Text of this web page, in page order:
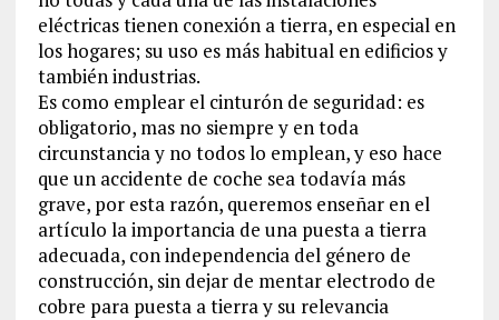
eléctricas tienen conexión a tierra, en especial en
los hogares; su uso es más habitual en edificios y
también industrias.
Es como emplear el cinturón de seguridad: es
obligatorio, mas no siempre y en toda
circunstancia y no todos lo emplean, y eso hace
que un accidente de coche sea todavía más
grave, por esta razón, queremos enseñar en el
artículo la importancia de una puesta a tierra
adecuada, con independencia del género de
construcción, sin dejar de mentar electrodo de
cobre para puesta a tierra y su relevancia